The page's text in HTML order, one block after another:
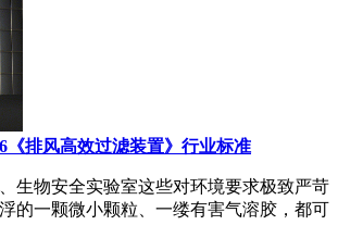
《排风高效过滤装置》行业标准
生物安全实验室这些对环境要求极致严苛
的一颗微小颗粒、一缕有害气溶胶，都可